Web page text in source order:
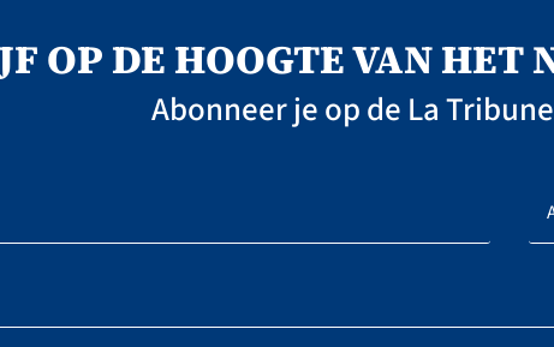
OP DE HOOGTE VAN HET
Abonneer je op de La